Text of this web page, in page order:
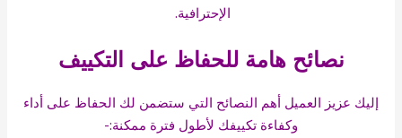
الإحترافية.
نصائح هامة للحفاظ على التكييف
إليك عزيز العميل أهم النصائح التي ستضمن لك الحفاظ على أداء
وكفاءة تكييفك لأطول فترة ممكنة:-